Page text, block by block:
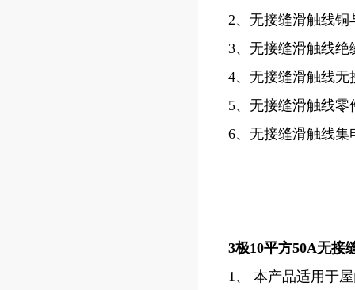
2、无接缝滑触线
3、无接缝滑触线
4、无接缝滑触线
5、无接缝滑触线
6、无接缝滑触线
3极10平方50A无接
1、 本产品适用于